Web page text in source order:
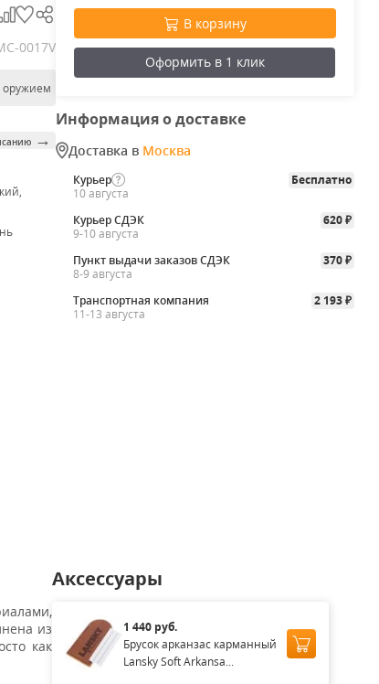
0017V
оружием
→
В корзину
Оформить в 1 клик
Информация о доставке
Доставка в Москва
Курьер
Бесплатно
10 августа
Курьер СДЭК
620 ₽
9-10 августа
Пункт выдачи заказов СДЭК
370 ₽
8-9 августа
Транспортная компания
2 193 ₽
11-13 августа
из
как
Аксессуары
1 440 руб.
Брусок арканзас карманный
Lansky Soft Arkansa...